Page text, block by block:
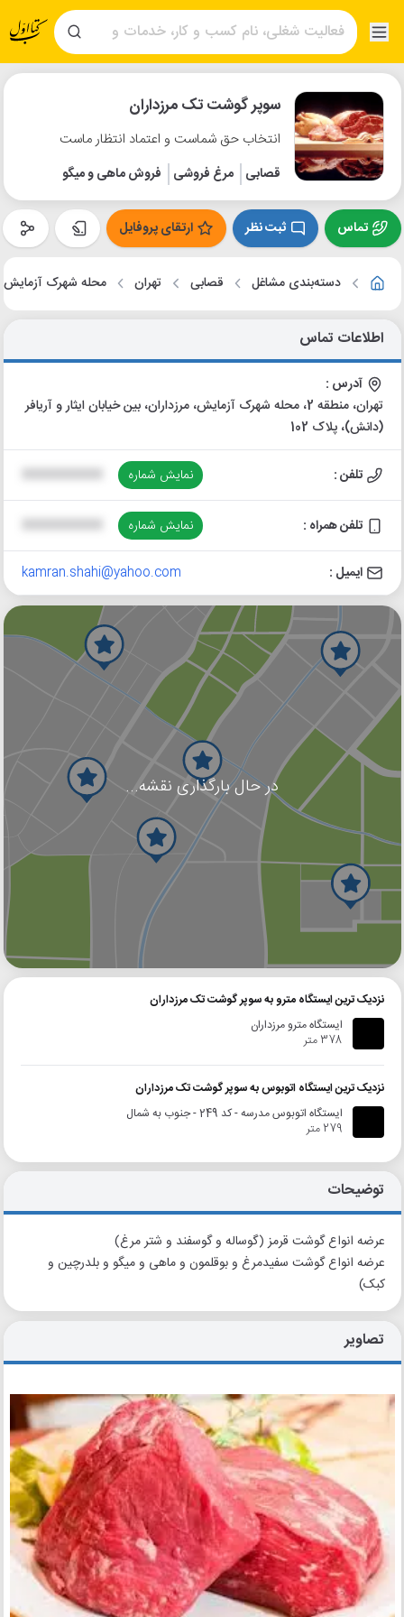
سوپر گوشت تک مرزداران
انتخاب حق شماست و اعتماد انتظار ماست
قصابی مرغ فروشی فروش ماهی و میگو
تماس ثبت نظر ارتقای پروفایل
دسته‌بندی مشاغل قصابی تهران محله شهرک آزمایش
اطلاعات تماس
آدرس :
تهران، منطقه 2، محله شهرک آزمایش، مرزداران، بین خیابان ایثار و آریافر
(دانش)، پلاک 102
تلفن : نمایش شماره
تلفن همراه : نمایش شماره
ایمیل : kamran.shahi@yahoo.com
در حال بارگذاری نقشه...
گوگل
نزدیک ترین ایستگاه مترو به سوپر گوشت تک مرزداران
ایستگاه مترو مرزداران
378 متر
نزدیک ترین ایستگاه اتوبوس به سوپر گوشت تک مرزداران
ایستگاه اتوبوس مدرسه - کد 249 - جنوب به شمال
279 متر
توضیحات
عرضه انواع گوشت قرمز (گوساله و گوسفند و شتر مرغ)
عرضه انواع گوشت سفیدمرغ و بوقلمون و ماهی و میگو و بلدرچین و
کبک)
تصاویر